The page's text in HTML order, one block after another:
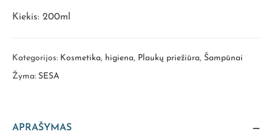
Kiekis: 200ml
Kategorijos: Kosmetika, higiena, Plaukų priežiūra, Šampūnai
Žyma: SESA
APRAŠYMAS